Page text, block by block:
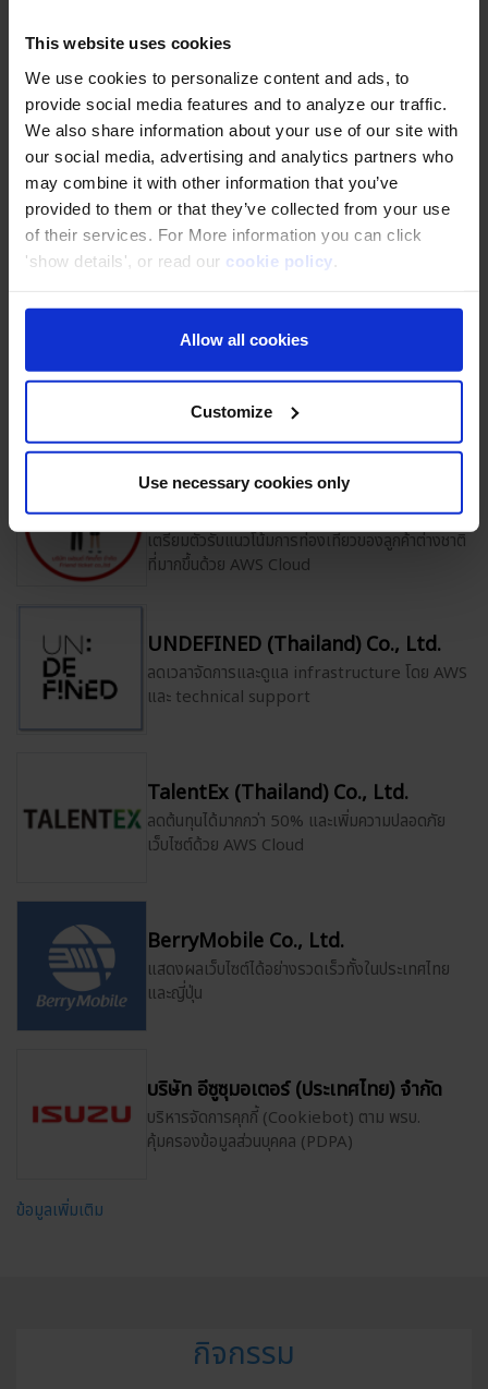
This website uses cookies
We use cookies to personalize content and ads, to
provide social media features and to analyze our traffic.
We also share information about your use of our site with
our social media, advertising and analytics partners who
may combine it with other information that you’ve
provided to them or that they’ve collected from your use
of their services. For More information you can click
'show details', or read our cookie policy
Allow all cookies
Customize
Use necessary cookies only
Infonet (Thailand) .,Ltd
ใช้คลาวด์ AWS อย่างมั่นใจผ่าน Hands-on
Training
KAMU KAMU Co., Ltd.
เพิ่มยอดขายถึง 80% ด้วย AWS Cloud
Pumpkin Corporation Co., Ltd.
ค้นพบแหล่งเรียนรู้ AWS ที่เข้าใจง่ายผ่านบล็อก
DevelopersIO ของ Classmethod
The iCON Software (Thailand) Co.,
Ltd.
เตรียมตัวรับแนวโน้มการท่องเที่ยวของลูกค้าต่างชาติ
ที่มากขึ้นด้วย AWS Cloud
UNDEFINED (Thailand) Co., Ltd.
ลดเวลาจัดการและดูแล infrastructure โดย AWS
และ technical support
TalentEx (Thailand) Co., Ltd.
ลดต้นทุนได้มากกว่า 50% และเพิ่มความปลอดภัย
เว็บไซต์ด้วย AWS Cloud
BerryMobile Co., Ltd.
แสดงผลเว็บไซต์ได้อย่างรวดเร็วทั้งในประเทศไทย
และญี่ปุ่น
บริษัท อีซูซุมอเตอร์ (ประเทศไทย) จำกัด
บริหารจัดการคุกกี้ (Cookiebot) ตาม พรบ.
คุ้มครองข้อมูลส่วนบุคคล (PDPA)
ข้อมูลเพิ่มเติม
กิจกรรม